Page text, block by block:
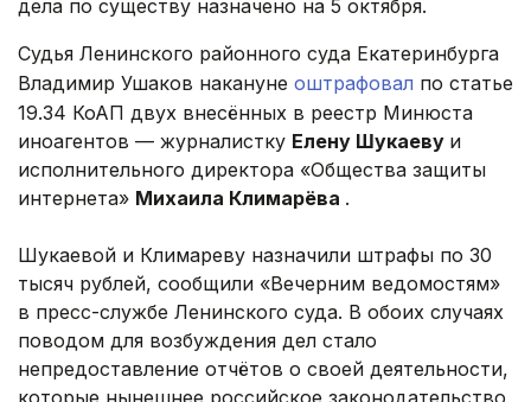
дела по существу назначено на 5 октября.
Судья Ленинского районного суда Екатеринбурга
Владимир Ушаков накануне оштрафовал по статье
19.34 КоАП двух внесённых в реестр Минюста
иноагентов — журналистку Елену Шукаеву и
исполнительного директора «Общества защиты
интернета» Михаила Климарёва .
Шукаевой и Климареву назначили штрафы по 30
тысяч рублей, сообщили «Вечерним ведомостям»
в пресс-службе Ленинского суда. В обоих случаях
поводом для возбуждения дел стало
непредоставление отчётов о своей деятельности,